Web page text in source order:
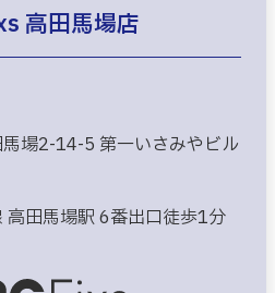
高田馬場店
場2-14-5 第一いさみやビル
高田馬場駅 6番出口徒歩1分